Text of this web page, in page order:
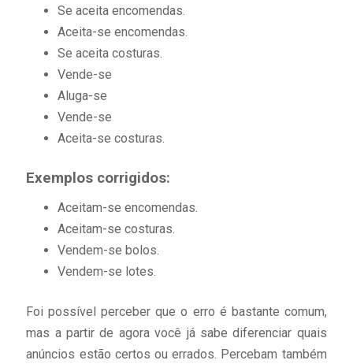
Se aceita encomendas.
Aceita-se encomendas.
Se aceita costuras.
Vende-se
Aluga-se
Vende-se
Aceita-se costuras.
Exemplos corrigidos:
Aceitam-se encomendas.
Aceitam-se costuras.
Vendem-se bolos.
Vendem-se lotes.
Foi possível perceber que o erro é bastante comum,
mas a partir de agora você já sabe diferenciar quais
anúncios estão certos ou errados. Percebam também